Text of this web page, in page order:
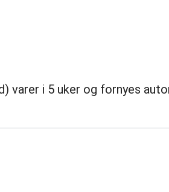
varer i 5 uker og fornyes